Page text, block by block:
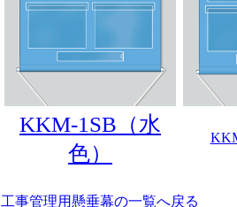
KKM-1SB（水
色）
工事管理用懸垂幕の一覧へ戻る